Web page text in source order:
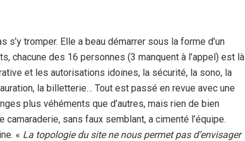
s’y tromper. Elle a beau démarrer sous la forme d’un
chacune des 16 personnes (3 manquent à l’appel) est là
et les autorisations idoines, la sécurité, la sono, la
la billetterie… Tout est passé en revue avec une
plus véhéments que d’autres, mais rien de bien
camaraderie, sans faux semblant, a cimenté l’équipe.
« La topologie du site ne nous permet pas d’envisager